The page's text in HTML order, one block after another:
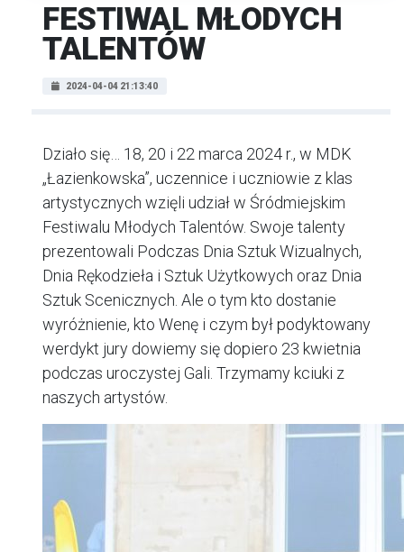
FESTIWAL MŁODYCH
TALENTÓW
2024-04-04 21:13:40
Działo się… 18, 20 i 22 marca 2024 r., w MDK
„Łazienkowska”, uczennice i uczniowie z klas
artystycznych wzięli udział w Śródmiejskim
Festiwalu Młodych Talentów. Swoje talenty
prezentowali Podczas Dnia Sztuk Wizualnych,
Dnia Rękodzieła i Sztuk Użytkowych oraz Dnia
Sztuk Scenicznych. Ale o tym kto dostanie
wyróżnienie, kto Wenę i czym był podyktowany
werdykt jury dowiemy się dopiero 23 kwietnia
podczas uroczystej Gali. Trzymamy kciuki z
naszych artystów.